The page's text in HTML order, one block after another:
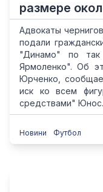
размере
Адвокаты
подали
"Динамо" по так
Ярмоленко". Об
Юрченко,
иск ко всем
средствами"
Новини Футбол